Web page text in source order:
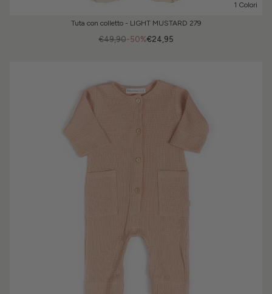
1 Colori
Tuta con colletto - LIGHT MUSTARD 279
-50%
€49,90 €24,95